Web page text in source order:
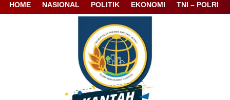
HOME NASIONAL POLITIK EKONOMI TNI – POLRI